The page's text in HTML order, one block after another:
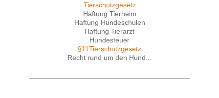
Tierschutzgesetz
Haftung Tierheim
Haftung Hundeschulen
Haftung Tierarzt
Hundesteuer
§11Tierschutzgesetz
Recht rund um den Hund...